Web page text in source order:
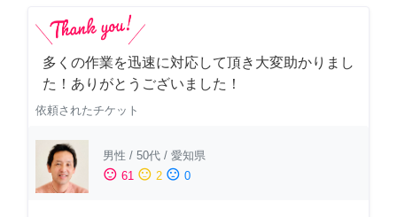
多くの作業を迅速に対応して頂き大変助かりまし
た！ありがとうございました！
依頼されたチケット
男性 / 50代 / 愛知県
sentiment_satisfied 61 sentiment_neutral 2 sentiment_dissatisfied 0